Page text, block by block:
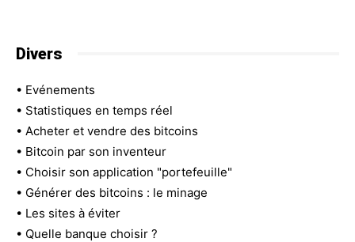
Divers
• Evénements
• Statistiques en temps réel
• Acheter et vendre des bitcoins
• Bitcoin par son inventeur
• Choisir son application "portefeuille"
• Générer des bitcoins : le minage
• Les sites à éviter
• Quelle banque choisir ?